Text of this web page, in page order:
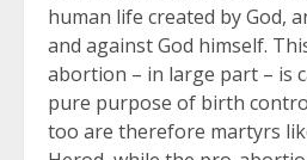
human life created by God,
and against God himself.
abortion – in large part – is
pure purpose of birth
too are therefore martyrs